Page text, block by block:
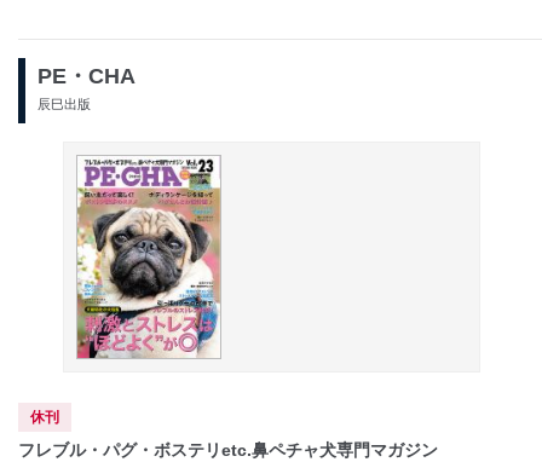
PE・CHA
辰巳出版
休刊
フレブル・パグ・ボステリetc.鼻ペチャ犬専門マガジン